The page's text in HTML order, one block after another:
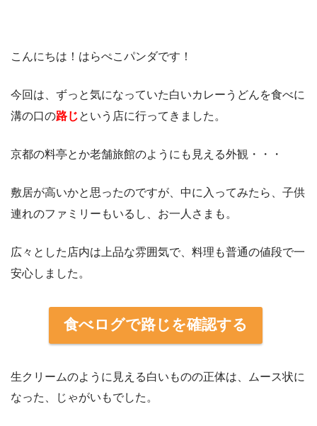
こんにちは！はらぺこパンダです！
今回は、ずっと気になっていた白いカレーうどんを食べに
溝の口の路じという店に行ってきました。
京都の料亭とか老舗旅館のようにも見える外観・・・
敷居が高いかと思ったのですが、中に入ってみたら、子供
連れのファミリーもいるし、お一人さまも。
広々とした店内は上品な雰囲気で、料理も普通の値段で一
安心しました。
食べログで路じを確認する
生クリームのように見える白いものの正体は、ムース状に
なった、じゃがいもでした。